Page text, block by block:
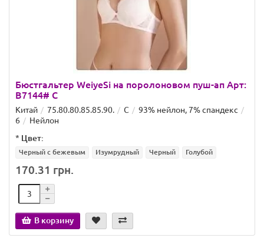
Бюстгальтер WeiyeSi на поролоновом пуш-ап Арт:
B7144# C
Китай 75.80.80.85.85.90. C
93% нейлон, 7% спандекс
6
Нейлон
* Цвет:
Черный с бежевым Изумрудный Черный Голубой
170.31 грн.
В корзину